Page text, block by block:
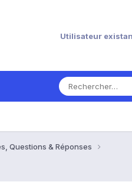
Utilisateur
Questions & Réponses